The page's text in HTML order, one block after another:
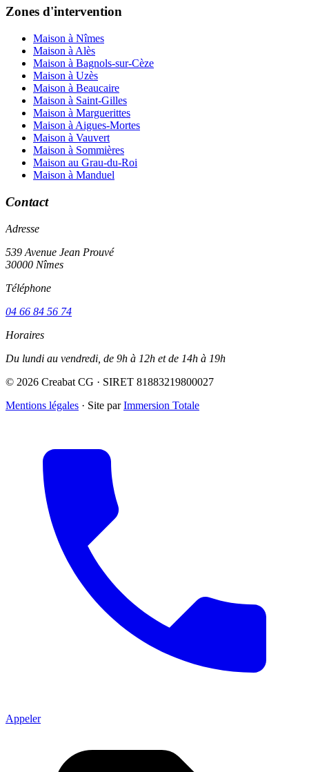
Zones d'intervention
Maison à Nîmes
Maison à Alès
Maison à Bagnols-sur-Cèze
Maison à Uzès
Maison à Beaucaire
Maison à Saint-Gilles
Maison à Marguerittes
Maison à Aigues-Mortes
Maison à Vauvert
Maison à Sommières
Maison au Grau-du-Roi
Maison à Manduel
Contact
Adresse
539 Avenue Jean Prouvé
30000 Nîmes
Téléphone
04 66 84 56 74
Horaires
Du lundi au vendredi, de 9h à 12h et de 14h à 19h
© 2026 Creabat CG · SIRET 81883219800027
Mentions légales · Site parImmersion Totale
Appeler